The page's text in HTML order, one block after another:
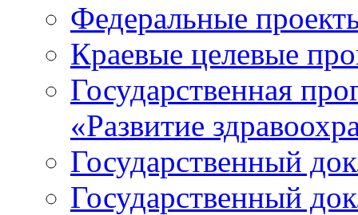
Федеральные
Краевые целевые
Государственная
«Развитие
Государственный
Государственный